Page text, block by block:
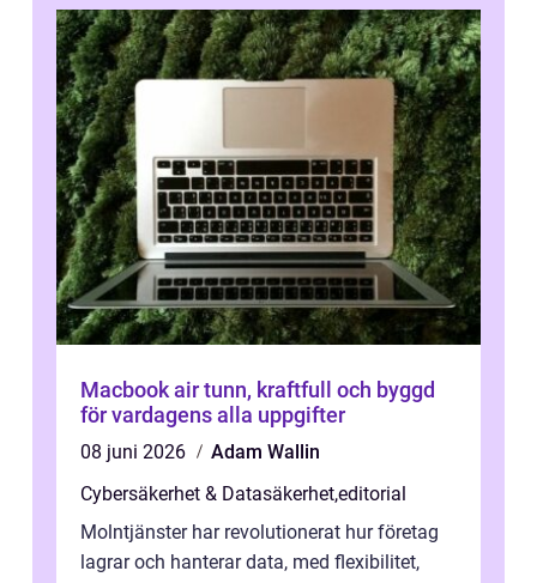
Macbook air tunn, kraftfull och byggd
för vardagens alla uppgifter
08 juni 2026
Adam Wallin
Cybersäkerhet & Datasäkerhet,editorial
Molntjänster har revolutionerat hur företag
lagrar och hanterar data, med flexibilitet,